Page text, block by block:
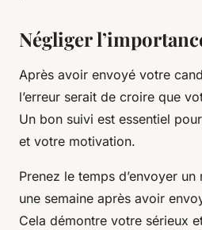
Négliger
Après avoir envoyé votre
l’erreur serait de croire que
Un bon suivi est essentiel
et votre motivation.
Prenez le temps d’envoyer
une semaine après avoir
Cela démontre votre sérieux